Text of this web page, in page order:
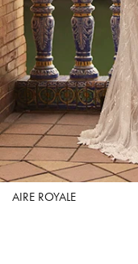
AIRE ROYALE